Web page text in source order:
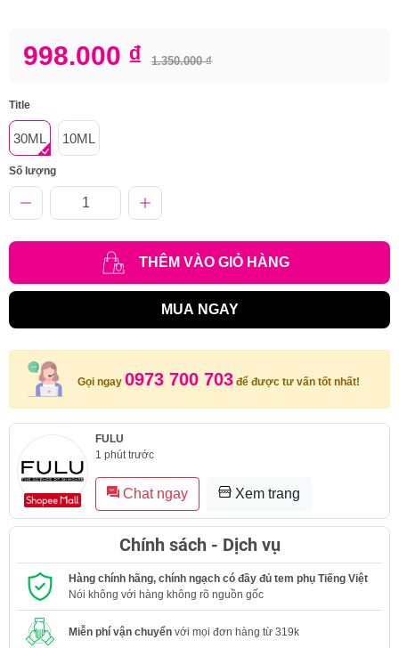
998.000 ₫ 1.350.000 ₫
Title
30ML 10ML
Số lượng
THÊM VÀO GIỎ HÀNG
MUA NGAY
Gọi ngay 0973 700 703 để được tư vấn tốt nhất!
FULU
1 phút trước
Chat ngay Xem trang
Chính sách - Dịch vụ
Hàng chính hãng, chính ngạch có đầy đủ tem phụ Tiếng Việt
Nói không với hàng không rõ nguồn gốc
Miễn phí vận chuyển với mọi đơn hàng từ 319k